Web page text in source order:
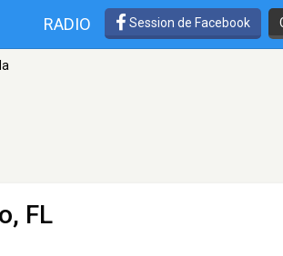
RADIO Session de Facebook
FL